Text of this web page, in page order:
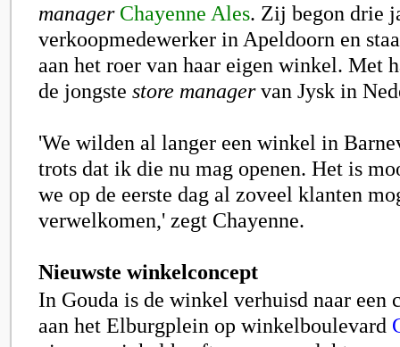
manager Chayenne Ales. Zij begon drie
verkoopmedewerker in Apeldoorn en
aan het roer van haar eigen winkel. Met
de jongste store managervan Jysk in
'We wilden al langer een winkel in
trots dat ik die nu mag openen. Het is
we op de eerste dag al zoveel klanten
verwelkomen,' zegt Chayenne.
Nieuwste winkelconcept
In Gouda is de winkel verhuisd naar een
aan het Elburgplein op winkelboulevard